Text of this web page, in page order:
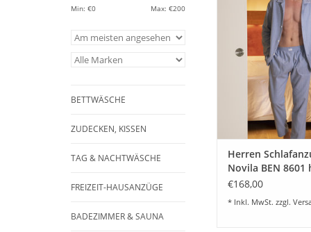
Min: €0 Max: €200
BETTWÄSCHE
ZUDECKEN, KISSEN
TAG & NACHTWÄSCHE
FREIZEIT-HAUSANZÜGE
BADEZIMMER & SAUNA
Flanell.
Hochwertiger
Pyjama "BEN" mit
und langen Ärmeln.
Baumwoll
und Außenseite
Auch in Übergrößen
ZUM WARENKORB
Herren
Novila BEN 8601
und marine
€168,00
* Inkl. MwSt. zzgl.